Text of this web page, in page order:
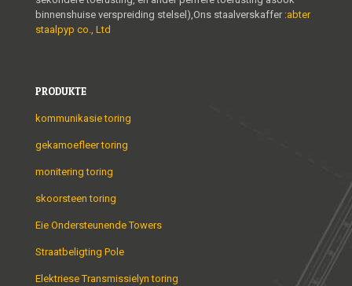
binnenshuise verspreiding stelsel),Ons staalverskaffer :abter
staalpyp co., Ltd
PRODUKTE
kommunikasie toring
gekamoefleer toring
monitering toring
skoorsteen toring
Eie Ondersteunende Towers
Straatbeligting Pole
Elektriese Transmissielyn toring